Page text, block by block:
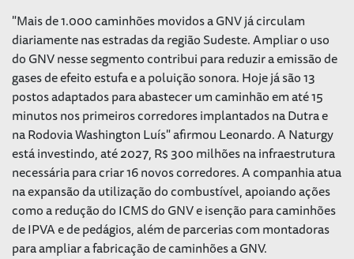
"Mais de 1.000 caminhões movidos a GNV já circulam
diariamente nas estradas da região Sudeste. Ampliar o uso
do GNV nesse segmento contribui para reduzir a emissão de
gases de efeito estufa e a poluição sonora. Hoje já são 13
postos adaptados para abastecer um caminhão em até 15
minutos nos primeiros corredores implantados na Dutra e
na Rodovia Washington Luís" afirmou Leonardo. A Naturgy
está investindo, até 2027, R$ 300 milhões na infraestrutura
necessária para criar 16 novos corredores. A companhia atua
na expansão da utilização do combustível, apoiando ações
como a redução do ICMS do GNV e isenção para caminhões
de IPVA e de pedágios, além de parcerias com montadoras
para ampliar a fabricação de caminhões a GNV.